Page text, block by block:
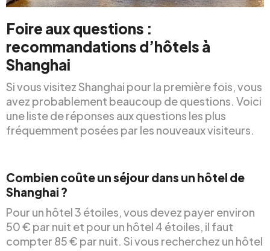
Foire aux questions :
recommandations d’hôtels à
Shanghai
Si vous visitez Shanghai pour la première fois, vous
avez probablement beaucoup de questions. Voici
une liste de réponses aux questions les plus
fréquemment posées par les nouveaux visiteurs.
Combien coûte un séjour dans un hôtel de
Shanghai ?
Pour un hôtel 3 étoiles, vous devez payer environ
50 € par nuit et pour un hôtel 4 étoiles, il faut
compter 85 € par nuit. Si vous recherchez un hôtel